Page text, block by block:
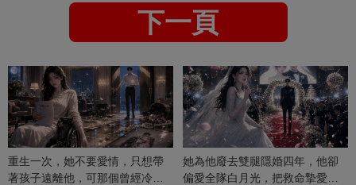
下一頁
重生一次，她不要愛情，只想帶
著孩子遠離他，可那個曾經冷漠
她為他廢去雙腿隱婚四年，他卻
偏愛全隊白月光，把救命摯愛當